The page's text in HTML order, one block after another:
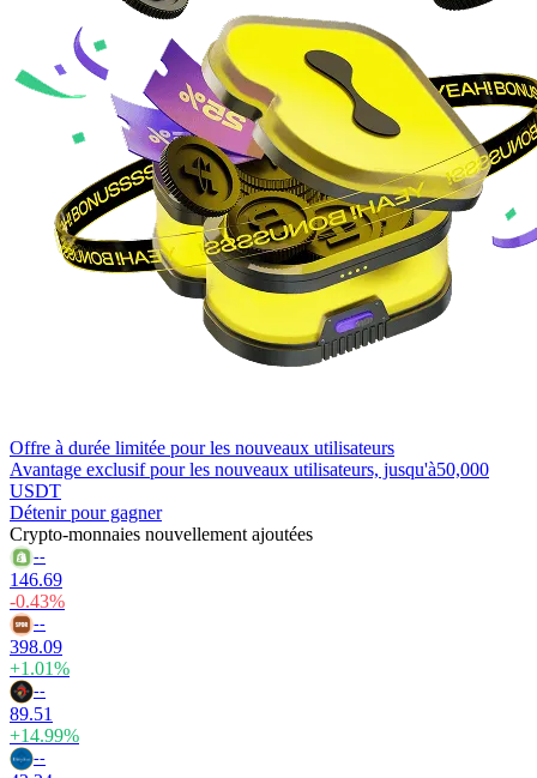
Offre à durée limitée pour les nouveaux utilisateurs
Avantage exclusif pour les nouveaux utilisateurs, jusqu'à50,000
USDT
Détenir pour gagner
Crypto-monnaies nouvellement ajoutées
--
146.69
-0.43%
--
398.09
+1.01%
--
89.51
+14.99%
--